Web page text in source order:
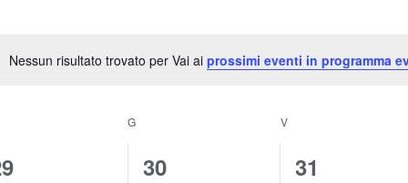
Notice
Nessun risultato trovato per Vai ai prossimi eventi in programma
G V
0
30
0
31